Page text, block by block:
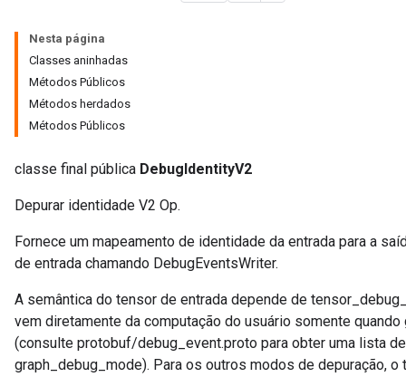
Nesta página
Classes aninhadas
Métodos Públicos
Métodos herdados
Métodos Públicos
classe final pública DebugIdentityV2
Depurar identidade V2 Op.
Fornece um mapeamento de identidade da entrada para a
de entrada chamando DebugEventsWriter.
A semântica do tensor de entrada depende de
vem diretamente da computação do usuário somente
(consulte protobuf/debug_event.proto para obter uma lista
graph_debug_mode). Para os outros modos de depuração,